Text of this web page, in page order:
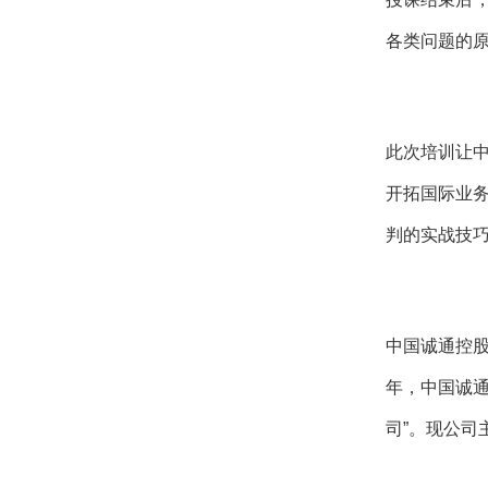
各类问题的
此次培训让
开拓国际业
判的实战技巧
中国诚通控
年，中国诚
司”。现公司